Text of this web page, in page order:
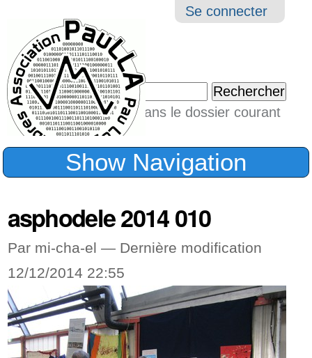
Outils
Se connecter
Chercher par
Seulement dans le dossier courant
Recherche
Show Navigation
asphodele 2014 010
Par mi-cha-el — Dernière modification
12/12/2014 22:55